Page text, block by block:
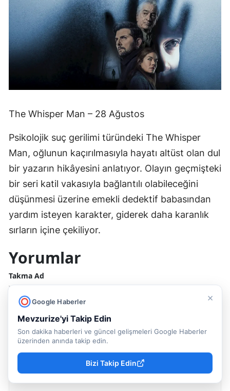
×
Google Haberler
Mevzurize'yi Takip Edin
Son dakika haberleri ve güncel gelişmeleri Google Haberler
üzerinden anında takip edin.
Bizi Takip Edin
The Whisper Man – 28 Ağustos
Psikolojik suç gerilimi türündeki The Whisper
Man, oğlunun kaçırılmasıyla hayatı altüst olan dul
bir yazarın hikâyesini anlatıyor. Olayın geçmişteki
bir seri katil vakasıyla bağlantılı olabileceğini
düşünmesi üzerine emekli dedektif babasından
yardım isteyen karakter, giderek daha karanlık
sırların içine çekiliyor.
Yorumlar
Takma Ad
Yorum yapmak için, istersenizgirişyapabilir veyakayıtolabilirsiniz.
Yorum Yazın (500 Karakter)